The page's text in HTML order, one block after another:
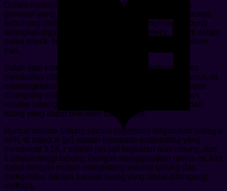
Dalam matematika, tabung adalah salah satu bentuk
geometri yang memiliki dua lingkaran paralel dan alasnya
terhubung oleh sebuah permukaan melengkung. Tabung
seringkali digunakan dalam berbagai konteks, seperti dalam
dunia teknik, fisika, atau bahkan dalam kehidupan sehari-
hari.
Salah satu konsep penting yang perlu dipahami ketika
membahas tabung adalah rumus volume tabung. Rumus ini
memungkinkan kita untuk menghitung ruang yang dapat
ditampung oleh tabung tersebut. Dalam konteks rumus
volume tabung, volume adalah ukuran tiga dimensi dari
ruang yang dapat diisi oleh suatu objek.
Rumus volume tabung secara matematis dinyatakan sebagai
πr²h, di mana π (pi) adalah konstanta matematika yang
mendekati 3,14, r adalah jari-jari lingkaran alas tabung, dan
h adalah tinggi tabung. Dengan menggunakan rumus ini, kita
dapat dengan mudah menghitung volume tabung dan
mengetahui berapa banyak ruang yang dapat ditampung
olehnya.